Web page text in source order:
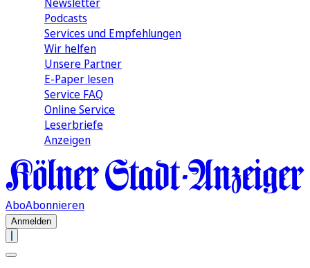
Podcasts
Services und Empfehlungen
Wir helfen
Unsere Partner
E-Paper lesen
Service FAQ
Online Service
Leserbriefe
Anzeigen
AboAbonnieren
Anmelden